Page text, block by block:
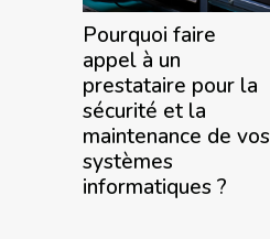
Pourquoi faire
appel à un
prestataire pour la
sécurité et la
maintenance de vos
systèmes
informatiques ?